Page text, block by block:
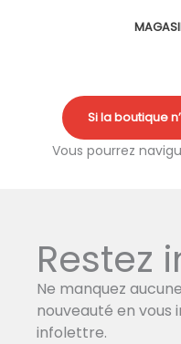
Si la boutique
Vous pourrez
Restez
Ne manquez
nouveauté en vous
infolettre.